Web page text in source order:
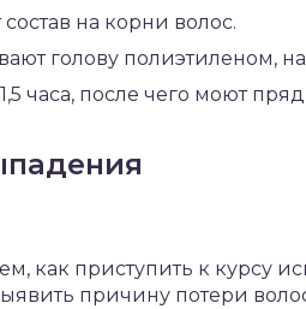
состав на корни волос.
голову полиэтиленом,
часа, после чего моют
как приступить к курсу
причину потери